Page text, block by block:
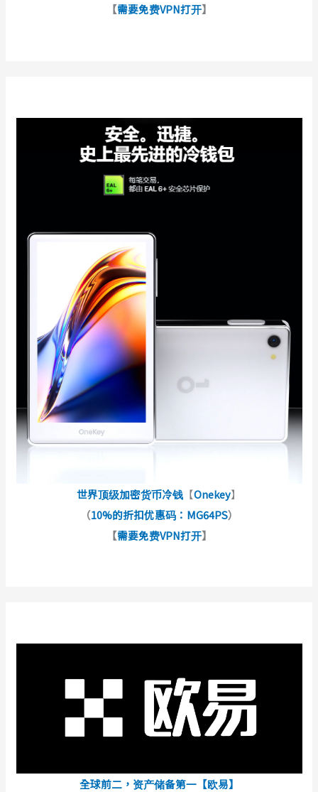
【需要免费VPN打开】
世界顶级加密货币冷钱 【Onekey】
（10%的折扣优惠码：MG64PS）
【需要免费VPN打开】
全球前二，资产储备第一【欧易】